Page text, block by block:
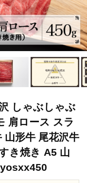
しゃぶしゃぶ
肩ロース スラ
山形牛 尾花沢牛
き焼き A5 山